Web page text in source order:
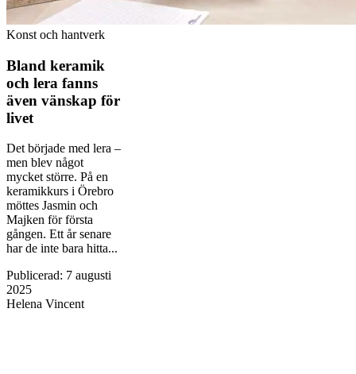
Konst och hantverk
Bland keramik
och lera fanns
även vänskap för
livet
Det började med lera –
men blev något
mycket större. På en
keramikkurs i Örebro
möttes Jasmin och
Majken för första
gången. Ett år senare
har de inte bara hitta...
Publicerad: 7 augusti
2025
Helena Vincent